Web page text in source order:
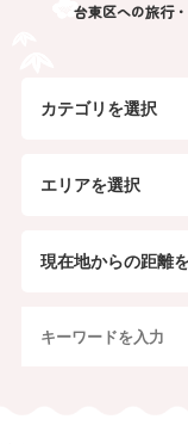
台東区への旅行
カテゴリを選択
エリアを選択
現在地からの距離